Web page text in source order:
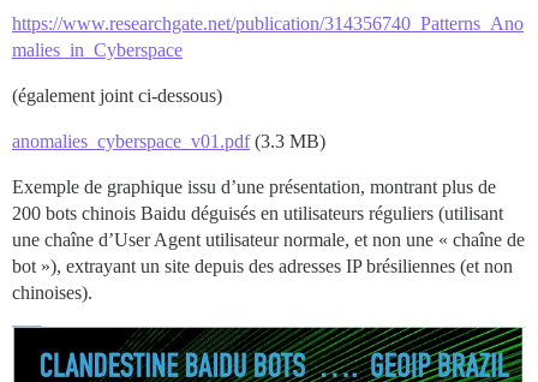
https://www.researchgate.net/publication/314356740_Patterns_Ano
malies_in_Cyberspace
(également joint ci-dessous)
anomalies_cyberspace_v01.pdf(3.3 MB)
Exemple de graphique issu d’une présentation, montrant plus de
200 bots chinois Baidu déguisés en utilisateurs réguliers (utilisant
une chaîne d’User Agent utilisateur normale, et non une « chaîne de
bot »), extrayant un site depuis des adresses IP brésiliennes (et non
chinoises).